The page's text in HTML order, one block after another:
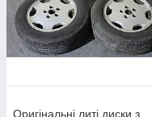
Оригінальні литі диски з